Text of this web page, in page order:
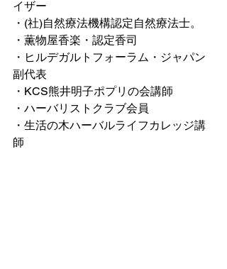
イザー
・(社)自然療法機構認定自然療法士。
・薫物屋香楽・認定香司
・ヒルデガルトフォーラム・ジャパン
副代表
・KCS熊井明子ポプリの会講師
・ハーバリストクラブ会員
・生活の木ハーバルライフカレッジ講
師